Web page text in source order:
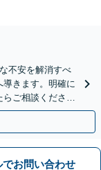
不安を解消すべ
導きます。明確に
ご相談ください
でお問い合わせ